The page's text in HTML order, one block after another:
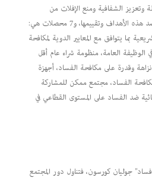
وتعزيز الشفافية ومنع الإفلات من
العقاب. وهي تتضمن ملحقا لرصد هذه الأهداف وتقييمها، و7 محصلات هي:
بما يتوافق مع المعايير الدوية لمكافحة
الوظيفة العامة، منظومة شراء عام أقل
وقدرة على مكافحة الفساد، أجهزة
الفساد، مجتمع ممكن للمشاركة
ضد الفساد على المستوى القطاعي في
فساد" جوليان كورسون، فتناول دور المجتمع